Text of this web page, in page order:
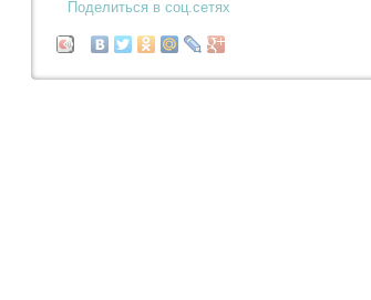
Поделиться в соц.сетях